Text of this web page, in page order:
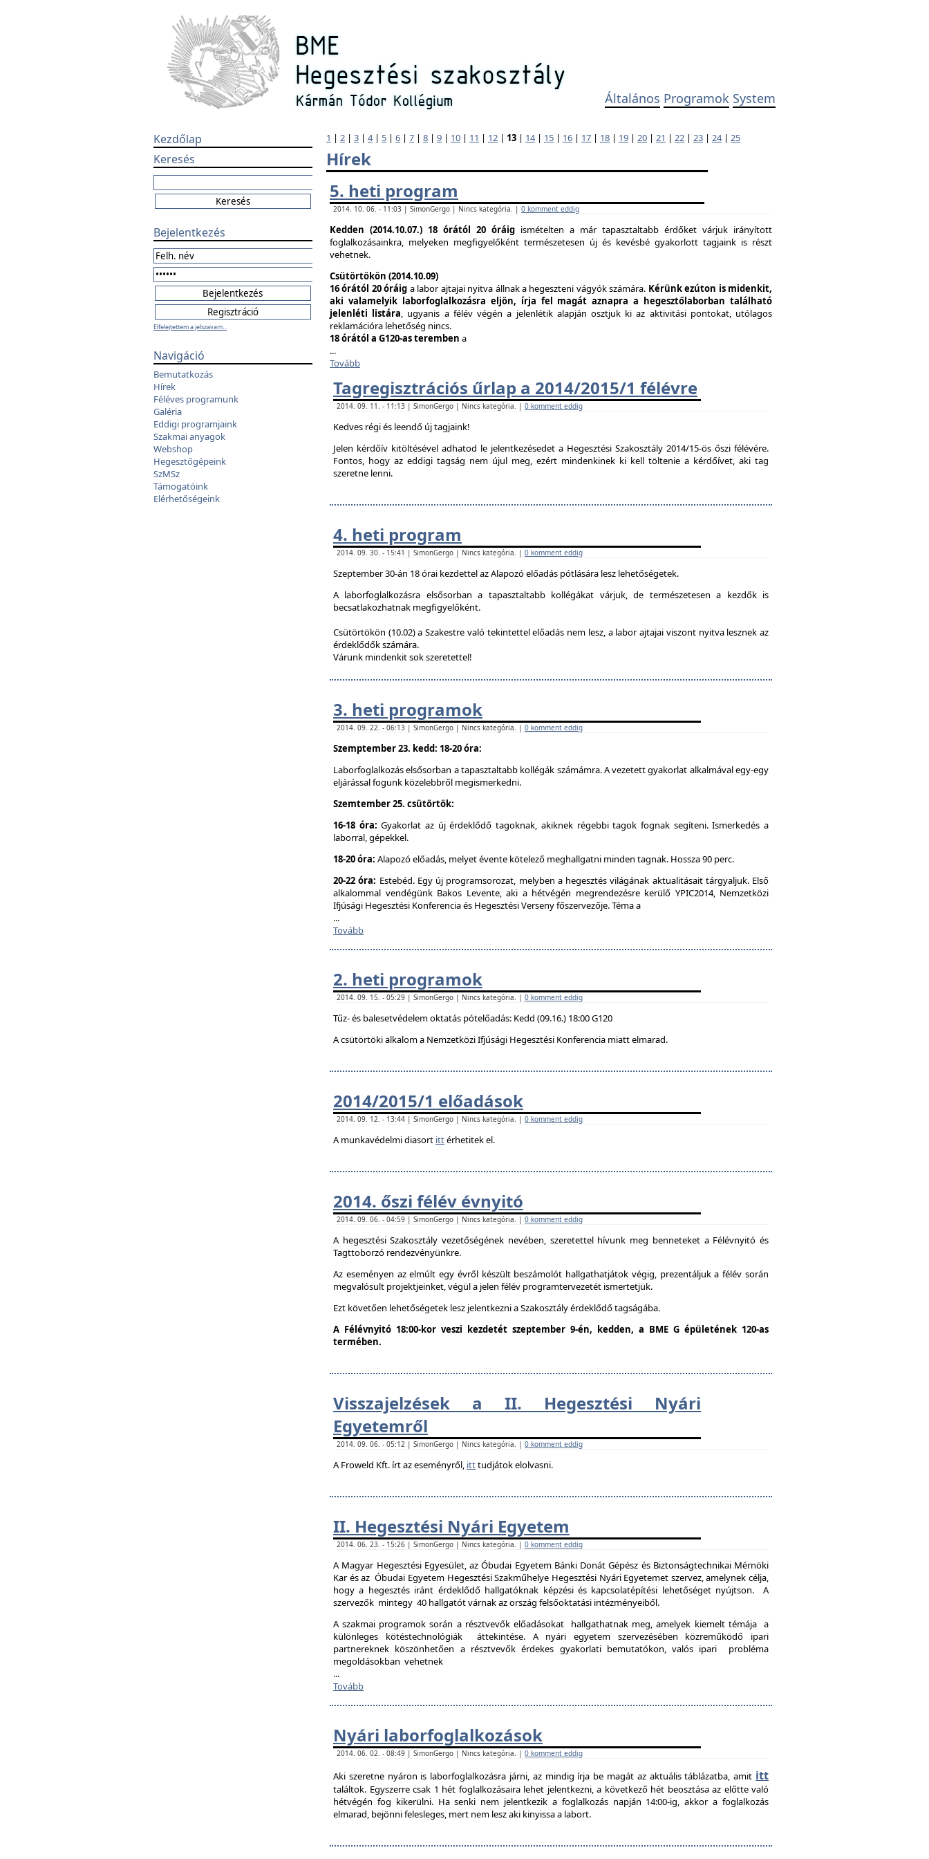
Általános Programok System
Kezdőlap
Keresés
Bejelentkezés
Elfelejtettem a jelszavam...
Navigáció
Bemutatkozás
Hírek
Féléves programunk
Galéria
Eddigi programjaink
Szakmai anyagok
Webshop
Hegesztőgépeink
SzMSz
Támogatóink
Elérhetőségeink
1 | 2 | 3 | 4| 5 | 6 | 7 | 8 | 9 | 10 | 11 | 12 | 13 | 14| 15 | 16 | 17 | 18 | 19 | 20 | 21 | 22 | 23 | 24| 25
Hírek
5. heti program
2014. 10. 06. - 11:03 | SimonGergo | Nincs kategória. | 0 komment eddig
Kedden (2014.10.07.) 18 órától 20 óráig ismételten a már tapasztaltabb érdőket várjuk irányított
foglalkozásainkra, melyeken megfigyelőként természetesen új és kevésbé gyakorlott tagjaink is részt
vehetnek.
Csütörtökön (2014.10.09)
16 órától 20 óráig a labor ajtajai nyitva állnak a hegeszteni vágyók számára. Kérünk ezúton is midenkit,
aki valamelyik laborfoglalkozásra eljön, írja fel magát aznapra a hegesztőlaborban található
jelenléti listára, ugyanis a félév végén a jelenlétik alapján osztjuk ki az aktivitási pontokat, utólagos
reklamációra lehetőség nincs.
18 órától a G120-as teremben a
...
Tovább
Tagregisztrációs űrlap a 2014/2015/1 félévre
2014. 09. 11. - 11:13 | SimonGergo | Nincs kategória. | 0 komment eddig
Kedves régi és leendő új tagjaink!
Jelen kérdőív kitöltésével adhatod le jelentkezésedet a Hegesztési Szakosztály 2014/15-ös őszi félévére.
Fontos, hogy az eddigi tagság nem újul meg, ezért mindenkinek ki kell töltenie a kérdőívet, aki tag
szeretne lenni.
4. heti program
2014. 09. 30. - 15:41 | SimonGergo | Nincs kategória. | 0 komment eddig
Szeptember 30-án 18 órai kezdettel az Alapozó előadás pótlására lesz lehetőségetek.
A laborfoglalkozásra elsősorban a tapasztaltabb kollégákat várjuk, de természetesen a kezdők is
becsatlakozhatnak megfigyelőként.
Csütörtökön (10.02) a Szakestre való tekintettel előadás nem lesz, a labor ajtajai viszont nyitva lesznek az
érdeklődők számára.
Várunk mindenkit sok szeretettel!
3. heti programok
2014. 09. 22. - 06:13 | SimonGergo | Nincs kategória. | 0 komment eddig
Szemptember 23. kedd: 18-20 óra:
Laborfoglalkozás elsősorban a tapasztaltabb kollégák számámra. A vezetett gyakorlat alkalmával egy-egy
eljárással fogunk közelebbről megismerkedni.
Szemtember 25. csütörtök:
16-18 óra: Gyakorlat az új érdeklődő tagoknak, akiknek régebbi tagok fognak segíteni. Ismerkedés a
laborral, gépekkel.
18-20 óra: Alapozó előadás, melyet évente kötelező meghallgatni minden tagnak. Hossza 90 perc.
20-22 óra: Estebéd. Egy új programsorozat, melyben a hegesztés világának aktualitásait tárgyaljuk. Első
alkalommal vendégünk Bakos Levente, aki a hétvégén megrendezésre kerülő YPIC2014, Nemzetközi
Ifjúsági Hegesztési Konferencia és Hegesztési Verseny főszervezője. Téma a
...
Tovább
2. heti programok
2014. 09. 15. - 05:29 | SimonGergo | Nincs kategória. | 0 komment eddig
Tűz- és balesetvédelem oktatás pótelőadás: Kedd (09.16.) 18:00 G120
A csütörtöki alkalom a Nemzetközi Ifjúsági Hegesztési Konferencia miatt elmarad.
2014/2015/1 előadások
2014. 09. 12. - 13:44 | SimonGergo | Nincs kategória. | 0 komment eddig
A munkavédelmi diasort ittérhetitek el.
2014. őszi félév évnyitó
2014. 09. 06. - 04:59 | SimonGergo | Nincs kategória. | 0 komment eddig
A hegesztési Szakosztály vezetőségének nevében, szeretettel hívunk meg benneteket a Félévnyitó és
Tagttoborzó rendezvényünkre.
Az eseményen az elmúlt egy évről készült beszámolót hallgathatjátok végig, prezentáljuk a félév során
megvalósult projektjeinket, végül a jelen félév programtervezetét ismertetjük.
Ezt követően lehetőségetek lesz jelentkezni a Szakosztály érdeklődő tagságába.
A Félévnyitó 18:00-kor veszi kezdetét szeptember 9-én, kedden, a BME G épületének 120-as
termében.
Visszajelzések a II. Hegesztési Nyári
Egyetemről
2014. 09. 06. - 05:12 | SimonGergo | Nincs kategória. | 0 komment eddig
A Froweld Kft. írt az eseményről, itttudjátok elolvasni.
II. Hegesztési Nyári Egyetem
2014. 06. 23. - 15:26 | SimonGergo | Nincs kategória. | 0 komment eddig
A Magyar Hegesztési Egyesület, az Óbudai Egyetem Bánki Donát Gépész és Biztonságtechnikai Mérnöki
Kar és az Óbudai Egyetem Hegesztési Szakműhelye Hegesztési Nyári Egyetemet szervez, amelynek célja,
hogy a hegesztés iránt érdeklődő hallgatóknak képzési és kapcsolatépítési lehetőséget nyújtson. A
szervezők mintegy 40 hallgatót várnak az ország felsőoktatási intézményeiből.
A szakmai programok során a résztvevők előadásokat hallgathatnak meg, amelyek kiemelt témája a
különleges kötéstechnológiák áttekintése. A nyári egyetem szervezésében közreműködő ipari
partnereknek köszönhetően a résztvevők érdekes gyakorlati bemutatókon, valós ipari probléma
megoldásokban vehetnek
...
Tovább
Nyári laborfoglalkozások
2014. 06. 02. - 08:49 | SimonGergo | Nincs kategória. | 0 komment eddig
Aki szeretne nyáron is laborfoglalkozásra járni, az mindig írja be magát az aktuális táblázatba, amit itt
találtok. Egyszerre csak 1 hét foglalkozásaira lehet jelentkezni, a következő hét beosztása az előtte való
hétvégén fog kikerülni. Ha senki nem jelentkezik a foglalkozás napján 14:00-ig, akkor a foglalkozás
elmarad, bejönni felesleges, mert nem lesz aki kinyissa a labort.